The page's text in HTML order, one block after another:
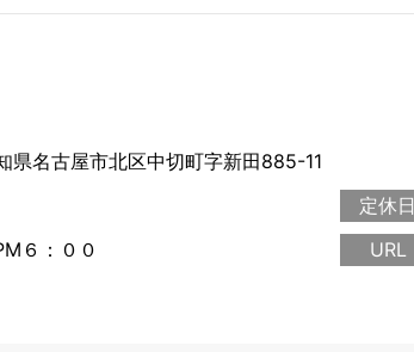
名古屋市北区中切町字新田885-11
定休日
６：００ URL